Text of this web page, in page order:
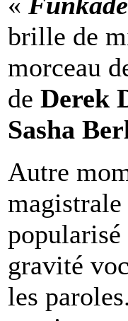
brille de
morceau
de Derek
Sasha
Autre
popularisé
gravité
les paroles.